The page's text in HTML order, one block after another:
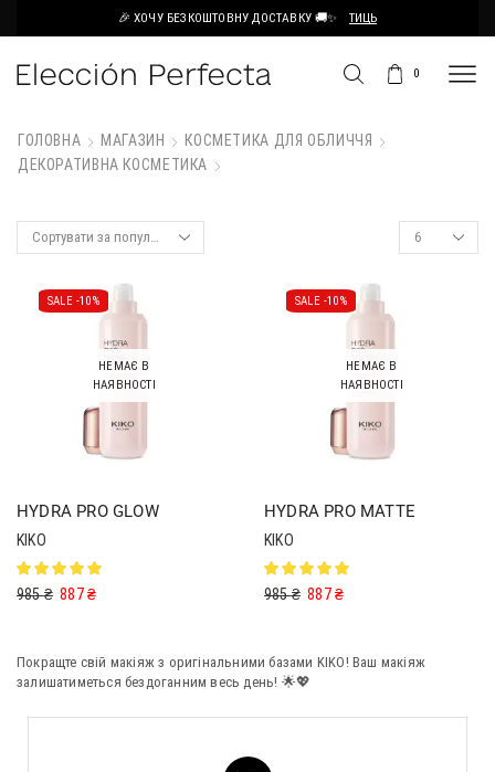
🎉 ХОЧУ БЕЗКОШТОВНУ ДОСТАВКУ 🚚✨ ТИЦЬ
0
ГОЛОВНА МАГАЗИН
КОСМЕТИКА ДЛЯ ОБЛИЧЧЯ
ДЕКОРАТИВНА КОСМЕТИКА
SALE -10%
НЕМАЄ В
НАЯВНОСТІ
HYDRA PRO GLOW
KIKO
985₴ 887₴
SALE -10%
НЕМАЄ В
НАЯВНОСТІ
HYDRA PRO MATTE
KIKO
985₴ 887₴
Покращте свій макіяж з оригінальними базами KIKO! Ваш макіяж
залишатиметься бездоганним весь день! 🌟💖